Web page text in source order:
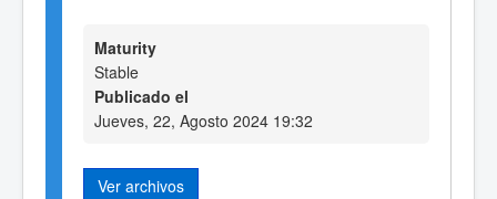
Maturity
Stable
Publicado el
Jueves, 22, Agosto 2024 19:32
Ver archivos